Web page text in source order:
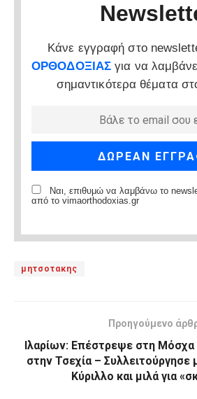
Κάνε εγγραφή στο
ΟΡΘΟΔΟΞΙΑΣ για να
σημαντικότερα θέματα
Ναι, επιθυμώ να λαμβάνω το
από το vimaorthodoxias.gr
μητσοτακης
Προηγούμενο
Ιλαρίων: Επέστρεψε στη
στην Τσεχία – Συλλειτούργησε
Κύριλλο και μιλά για